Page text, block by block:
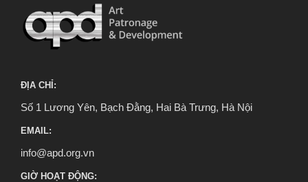
ĐỊA CHỈ:
Số 1 Lương Yên, Bạch Đằng, Hai Bà Trưng, Hà Nội
EMAIL:
info@apd.org.vn
GIỜ HOẠT ĐỘNG: